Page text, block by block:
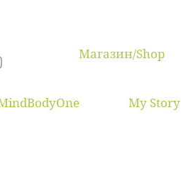
Магазин/Shop
My Story